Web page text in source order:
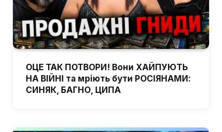
ОЦЕ ТАК ПОТВОРИ! Вони ХАЙПУЮТЬ
НА ВІЙНІ та мріють бути РОСІЯНАМИ:
СИНЯК, БАГНО, ЦИПА